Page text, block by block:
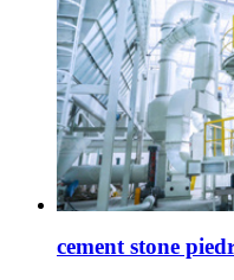
cement stone